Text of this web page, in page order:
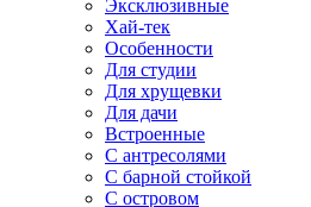
Эксклюзивные
Хай-тек
Особенности
Для студии
Для хрущевки
Для дачи
Встроенные
С антресолями
С барной стойкой
С островом